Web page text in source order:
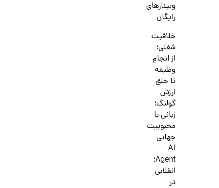
وبینارهای
رایگان
خلاقیت
شغلی؛
از انجام
وظیفه
تا خلق
ارزش
گولنگ؛
زبانی با
محبوبیت
جهانی
AI
Agent؛
انقلابی
در